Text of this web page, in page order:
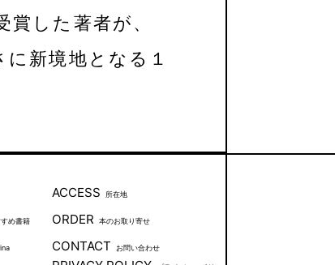
した著者が、
新境地となる１
め書籍
ACCESS 所在地
ORDER 本のお取り寄せ
CONTACT お問い合わせ